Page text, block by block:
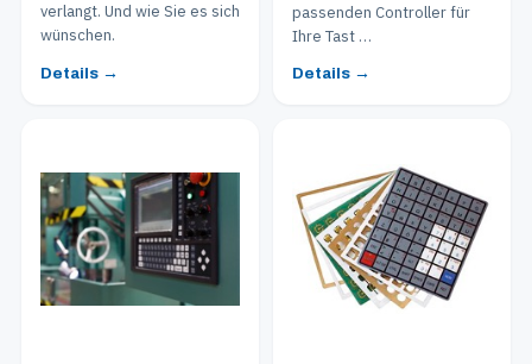
verlangt. Und wie Sie es sich
wünschen.
Details →
passenden Controller für
Ihre Tast …
Details →